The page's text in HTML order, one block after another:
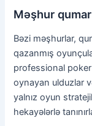
Məşhur
Bəzi məşhurlar,
qazanmış
professional poker
oynayan ulduzlar
yalnız oyun
hekayələrlə